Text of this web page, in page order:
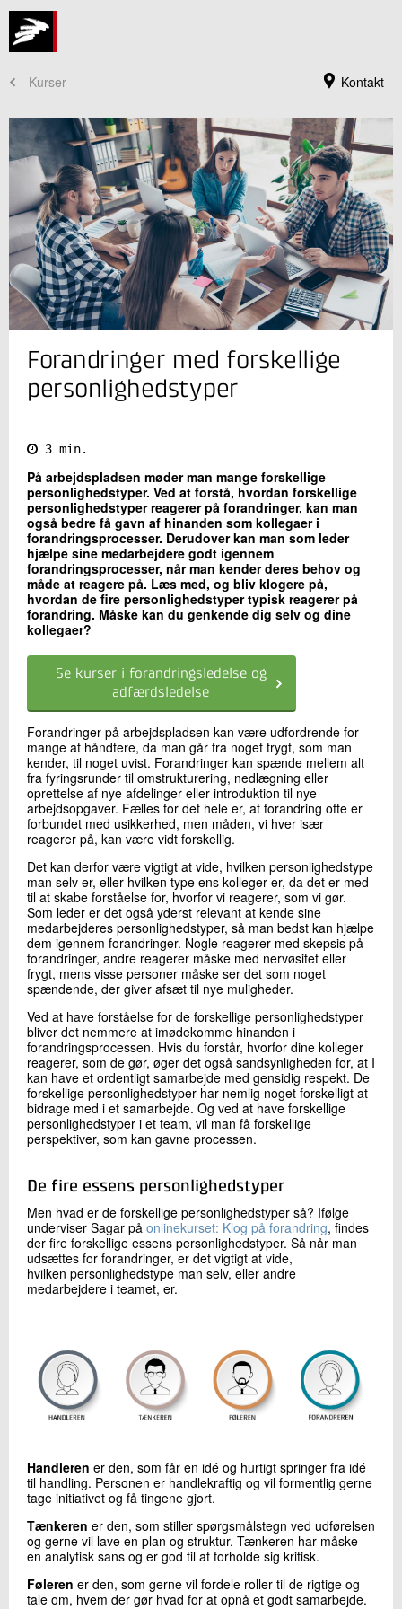
Kontakt
Kurser
+45 72 20 30 00
Send e-mail
Kontakt os
Send
Forandringer med forskellige
personlighedstyper
3 min.
På arbejdspladsen møder man mange forskellige
personlighedstyper. Ved at forstå, hvordan forskellige
personlighedstyper reagerer på forandringer, kan man
også bedre få gavn af hinanden som kollegaer i
forandringsprocesser. Derudover kan man som leder
hjælpe sine medarbejdere godt igennem
forandringsprocesser, når man kender deres behov og
måde at reagere på. Læs med, og bliv klogere på,
hvordan de fire personlighedstyper typisk reagerer på
forandring. Måske kan du genkende dig selv og dine
kollegaer?
Se kurser i forandringsledelse og
adfærdsledelse
Forandringer på arbejdspladsen kan være udfordrende for
mange at håndtere, da man går fra noget trygt, som man
kender, til noget uvist. Forandringer kan spænde mellem alt
fra fyringsrunder til omstrukturering, nedlægning eller
oprettelse af nye afdelinger eller introduktion til nye
arbejdsopgaver. Fælles for det hele er, at forandring ofte er
forbundet med usikkerhed, men måden, vi hver især
reagerer på, kan være vidt forskellig.
Det kan derfor være vigtigt at vide, hvilken personlighedstype
man selv er, eller hvilken type ens kolleger er, da det er med
til at skabe forståelse for, hvorfor vi reagerer, som vi gør.
Som leder er det også yderst relevant at kende sine
medarbejderes personlighedstyper, så man bedst kan hjælpe
dem igennem forandringer. Nogle reagerer med skepsis på
forandringer, andre reagerer måske med nervøsitet eller
frygt, mens visse personer måske ser det som noget
spændende, der giver afsæt til nye muligheder.
Ved at have forståelse for de forskellige personlighedstyper
bliver det nemmere at imødekomme hinanden i
forandringsprocessen. Hvis du forstår, hvorfor dine kolleger
reagerer, som de gør, øger det også sandsynligheden for, at I
kan have et ordentligt samarbejde med gensidig respekt. De
forskellige personlighedstyper har nemlig noget forskelligt at
bidrage med i et samarbejde. Og ved at have forskellige
personlighedstyper i et team, vil man få forskellige
perspektiver, som kan gavne processen.
De fire essens personlighedstyper
Men hvad er de forskellige personlighedstyper så? Ifølge
underviser Sagar på onlinekurset: Klog på forandring, findes
der fire forskellige essens personlighedstyper. Så når man
udsættes for forandringer, er det vigtigt at vide,
hvilken personlighedstype man selv, eller andre
medarbejdere i teamet, er.
Handleren er den, som får en idé og hurtigt springer fra idé
til handling. Personen er handlekraftig og vil formentlig gerne
tage initiativet og få tingene gjort.
Tænkeren er den, som stiller spørgsmålstegn ved udførelsen
og gerne vil lave en plan og struktur. Tænkeren har måske
en analytisk sans og er god til at forholde sig kritisk.
Føleren er den, som gerne vil fordele roller til de rigtige og
tale om, hvem der gør hvad for at opnå et godt samarbejde.